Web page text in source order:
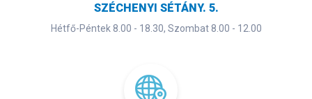
SZÉCHENYI SÉTÁNY. 5.
Hétfő-Péntek 8.00 - 18.30, Szombat 8.00 - 12.00